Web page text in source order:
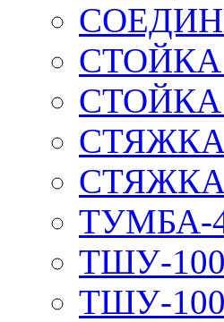
СТЯЖКА
СТЯЖКА
ТУМБА-
ТШУ-
ТШУ-